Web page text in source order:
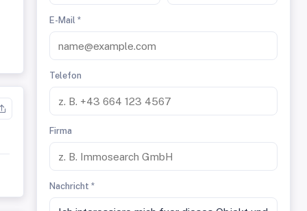
E-Mail *
Telefon
Firma
Nachricht *